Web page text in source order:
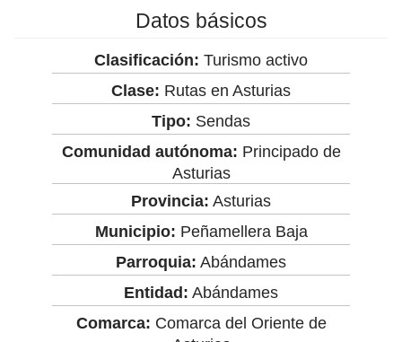
Datos básicos
Clasificación: Turismo activo
Clase: Rutas en Asturias
Tipo: Sendas
Comunidad autónoma: Principado de
Asturias
Provincia: Asturias
Municipio: Peñamellera Baja
Parroquia: Abándames
Entidad: Abándames
Comarca: Comarca del Oriente de